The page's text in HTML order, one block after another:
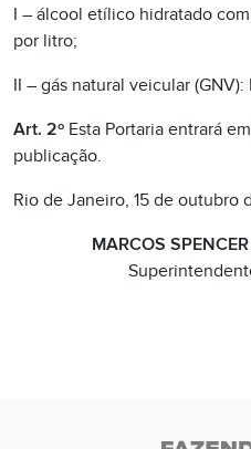
I – álcool etílico hidratado
por litro;
II – gás natural veicular
Art. 2º Esta Portaria entrará
publicação.
Rio de Janeiro, 15 de outubro
MARCOS